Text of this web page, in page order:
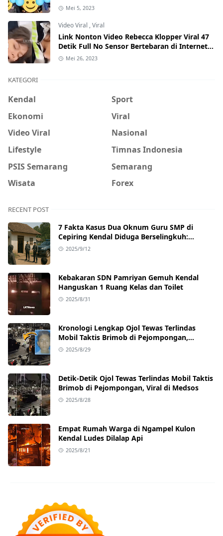
Mei 5, 2023
Video Viral ,Viral
Link Nonton Video Rebecca Klopper Viral 47
Detik Full No Sensor Bertebaran di Internet,
Hati-Hati Phising!
Mei 26, 2023
KATEGORI
Kendal
Sport
Ekonomi
Viral
Video Viral
Nasional
Lifestyle
Timnas Indonesia
PSIS Semarang
Semarang
Wisata
Forex
RECENT POST
7 Fakta Kasus Dua Oknum Guru SMP di
Cepiring Kendal Diduga Berselingkuh:
Kronologi, Pengakuan, hingga Sanksi
2025/9/12
Kebakaran SDN Pamriyan Gemuh Kendal
Hanguskan 1 Ruang Kelas dan Toilet
2025/8/31
Kronologi Lengkap Ojol Tewas Terlindas
Mobil Taktis Brimob di Pejompongan,
Ternyata Sedang Antar Orderan
2025/8/29
Detik-Detik Ojol Tewas Terlindas Mobil Taktis
Brimob di Pejompongan, Viral di Medsos
2025/8/28
Empat Rumah Warga di Ngampel Kulon
Kendal Ludes Dilalap Api
2025/8/21